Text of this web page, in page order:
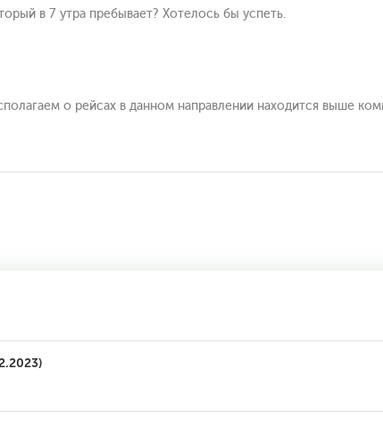
в 7 утра пребывает? Хотелось бы успеть.
о рейсах в данном направлении находится выше